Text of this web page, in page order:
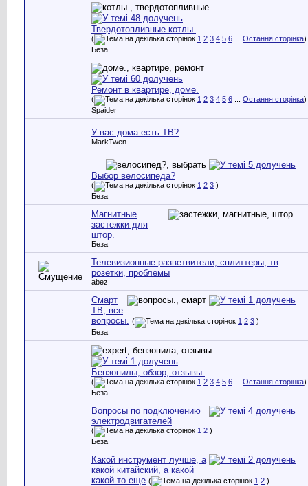
Твердотопливные котлы.
( 1 2 3 4 5 6 Остання сторінка)
Беза
Ремонт в квартире, доме.
( 1 2 3 4 5 6 Остання сторінка)
Spaider
У вас дома есть ТВ?
MarkTwen
Выбор велосипеда?
( 1 2 3 )
Беза
Магнитные
застежки для
штор.
Беза
Телевизионные разветвители, сплиттеры, тв
розетки, проблемы
abez
Смарт
ТВ, все
вопросы.
( 1 2 3 )
Беза
Бензопилы, обзор, отзывы.
( 1 2 3 4 5 6 Остання сторінка)
Беза
Вопросы по подключению
электродвигателей
( 1 2 )
Беза
Какой инструмент лучше, а
какой китайский, а какой
какой-то еще ( 1 2 )